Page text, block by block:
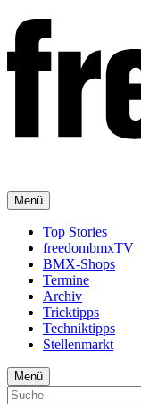
Menü
Top Stories
freedombmxTV
BMX-Shops
Termine
Archiv
Tricktipps
Techniktipps
Stellenmarkt
Menü